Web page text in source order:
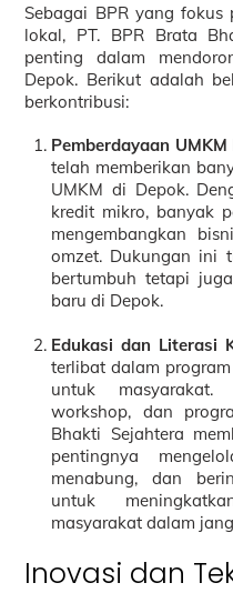
Sebagai BPR yang fokus
lokal, PT. BPR Brata
penting dalam
Depok. Berikut adalah
berkontribusi:
Pemberdayaan UMKM
telah memberikan
UMKM di Depok.
kredit mikro, banyak
mengembangkan
omzet. Dukungan ini
bertumbuh tetapi
baru di Depok.
Edukasi dan Literasi
terlibat dalam
untuk masyarakat.
workshop, dan
Bhakti Sejahtera
pentingnya
menabung, dan
untuk
masyarakat dalam
Inovasi dan